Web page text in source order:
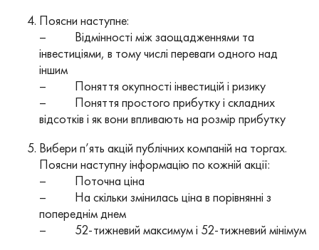
Поясни наступне:
– Відмінності між заощадженнями та
інвестиціями, в тому числі переваги одного над
іншим
– Поняття окупності інвестицій і ризику
– Поняття простого прибутку і складних
відсотків і як вони впливають на розмір прибутку
Вибери п’ять акцій публічних компаній на торгах.
Поясни наступну інформацію по кожній акції:
– Поточна ціна
– На скільки змінилась ціна в порівнянні з
попереднім днем
– 52-тижневий максимум і 52-тижневий мінімум